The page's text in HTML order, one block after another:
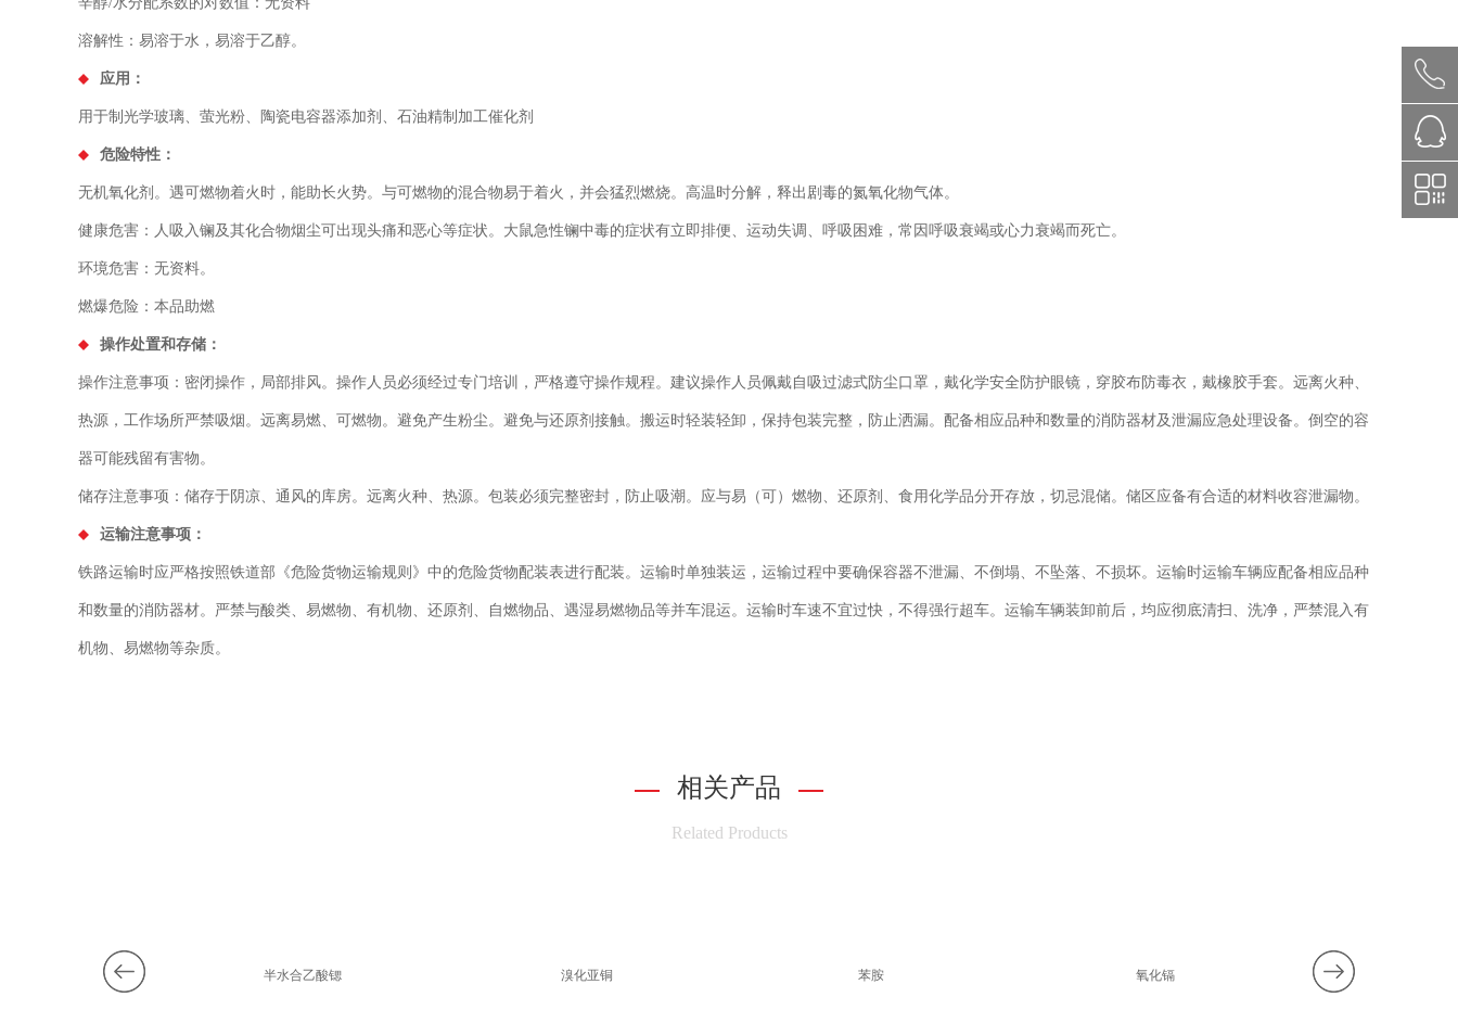
溶解性：易溶于水，易溶于乙醇。
应用：
用于制光学玻璃、萤光粉、陶瓷电容器添加剂、石油精制加工催化剂
危险特性：
无机氧化剂。遇可燃物着火时，能助长火势。与可燃物的混合物易于着火，并会猛烈燃烧。高温时分解，释出剧毒的氮氧化物气体。
健康危害：人吸入镧及其化合物烟尘可出现头痛和恶心等症状。大鼠急性镧中毒的症状有立即排便、运动失调、呼吸困难，常因呼吸衰竭或心力衰竭而死亡。
环境危害：无资料。
燃爆危险：本品助燃
操作处置和存储：
操作注意事项：密闭操作，局部排风。操作人员必须经过专门培训，严格遵守操作规程。建议操作人员佩戴自吸过滤式防尘口罩，戴化学安全防护眼镜，穿胶布防毒衣，戴橡胶手套。远离火种、
热源，工作场所严禁吸烟。远离易燃、可燃物。避免产生粉尘。避免与还原剂接触。搬运时轻装轻卸，保持包装完整，防止洒漏。配备相应品种和数量的消防器材及泄漏应急处理设备。倒空的容
器可能残留有害物。
储存注意事项：储存于阴凉、通风的库房。远离火种、热源。包装必须完整密封，防止吸潮。应与易（可）燃物、还原剂、食用化学品分开存放，切忌混储。储区应备有合适的材料收容泄漏物。
运输注意事项：
铁路运输时应严格按照铁道部《危险货物运输规则》中的危险货物配装表进行配装。运输时单独装运，运输过程中要确保容器不泄漏、不倒塌、不坠落、不损坏。运输时运输车辆应配备相应品种
和数量的消防器材。严禁与酸类、易燃物、有机物、还原剂、自燃物品、遇湿易燃物品等并车混运。运输时车速不宜过快，不得强行超车。运输车辆装卸前后，均应彻底清扫、洗净，严禁混入有
机物、易燃物等杂质。
相关产品
Related Products
半水合乙酸锶 溴化亚铜 苯胺 氧化镉